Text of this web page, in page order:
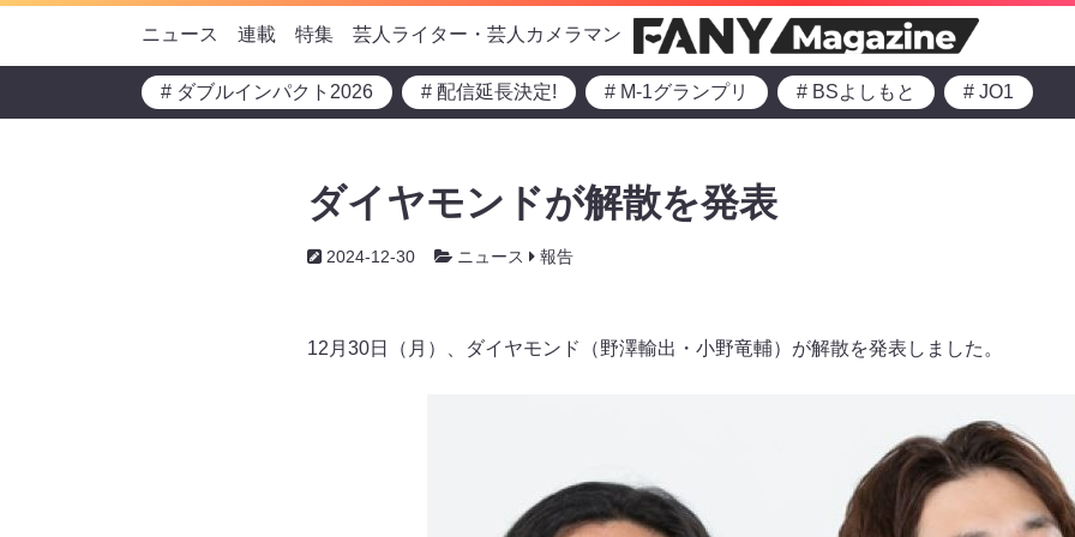
ニュース 連載 特集 芸人ライター・芸人カメラマン
# ダブルインパクト2026 # 配信延長決定! # M-1グランプリ # BSよしもと # JO1
ダイヤモンドが解散を発表
2024-12-30 ニュース 報告
12月30日（月）、ダイヤモンド（野澤輸出・小野竜輔）が解散を発表しました。